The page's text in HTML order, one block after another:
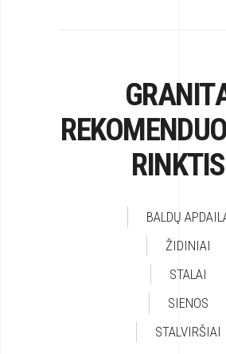
RINKTIS
BALDŲ
ŽIDINIAI
STALAI
SIENOS
STALVIRŠIAI